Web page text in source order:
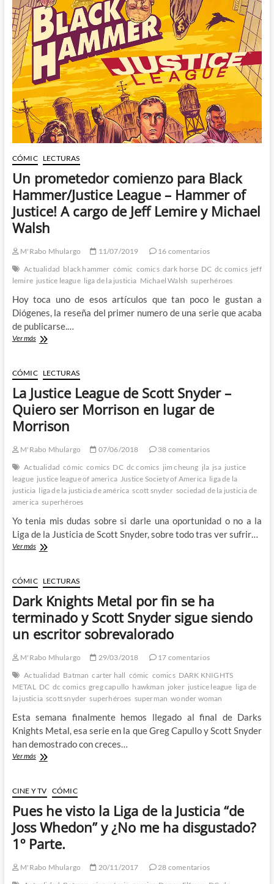
Snyder,
Tynion,
Jiménez
esperado
de
pilar
del
Universo
DC
CÓMIC LECTURAS
Un prometedor comienzo para Black
Hammer/Justice League – Hammer of
Justice! A cargo de Jeff Lemire y Michael
Walsh
M'Rabo Mhulargo 11/07/2019
16 comentarios
Actualidad black hammer cómic comics dark horse DC dc comics jeff
lemire justice league liga de la justicia Michael Walsh superhéroes
Hoy toca uno de esos artículos que tan poco le gustan a
Diógenes, la reseña del primer numero de una serie que acaba
de publicarse.…
Ver másUn
para
Black
Hammer/Justice
–
Hammer
Justice!
cargo
de
Jeff
Lemire
Michael
Walsh
CÓMIC LECTURAS
La Justice League de Scott Snyder –
Quiero ser Morrison en lugar de
Morrison
M'Rabo Mhulargo 07/06/2018
38 comentarios
Actualidad cómic comics DC dc comics jim cheung jla jsa justice
league justice league of america Justice Society of America liga de la
justicia liga de la justicia de américa scott snyder sociedad de la justicia de
america superhéroes
Yo tenia mis dudas sobre si darle una oportunidad o no a la
Liga de la Justicia de Scott Snyder, sobre todo tras ver sufrir…
Ver másLa
de
Scott
Snyder
Quiero
ser
en
de
Morrison
CÓMIC LECTURAS
Dark Knights Metal por fin se ha
terminado y Scott Snyder sigue siendo
un escritor sobrevalorado
M'Rabo Mhulargo 29/03/2018
17 comentarios
Actualidad Batman carter hall cómic comics DARK KNIGHTS
METAL DC dc comics greg capullo hawkman joker justice league liga de
la justicia scott snyder superhéroes superman wonder woman
Esta semana finalmente hemos llegado al final de Darks
Knights Metal, esa serie en la que Greg Capullo y Scott Snyder
han demostrado con creces…
Ver másDark
por
fin
se
ha
terminado
y
Snyder
CINE Y TV CÓMIC
Pues he visto la Liga de la Justicia “de
Joss Whedon” y ¿No me ha disgustado?
1º Parte.
M'Rabo Mhulargo 20/11/2017
28 comentarios